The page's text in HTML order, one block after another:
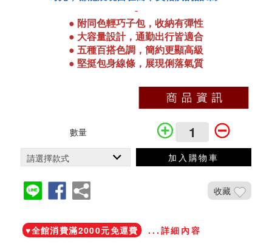
-
● 附同色輕巧子包，收納有彈性
● 大容量設計，通勤出行皆適合
● 五種百搭色調，簡約更顯高級
● 堅挺包身線條，展現俐落氣質
數量
加入購物車
收藏
♥️全館消費滿2000元免運費 ...詳細內容